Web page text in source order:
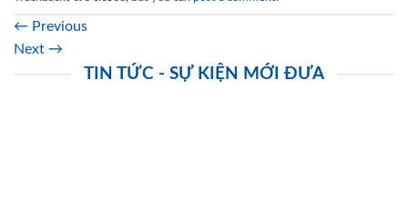
← Previous
Next →
TIN TỨC - SỰ KIỆN MỚI ĐƯA